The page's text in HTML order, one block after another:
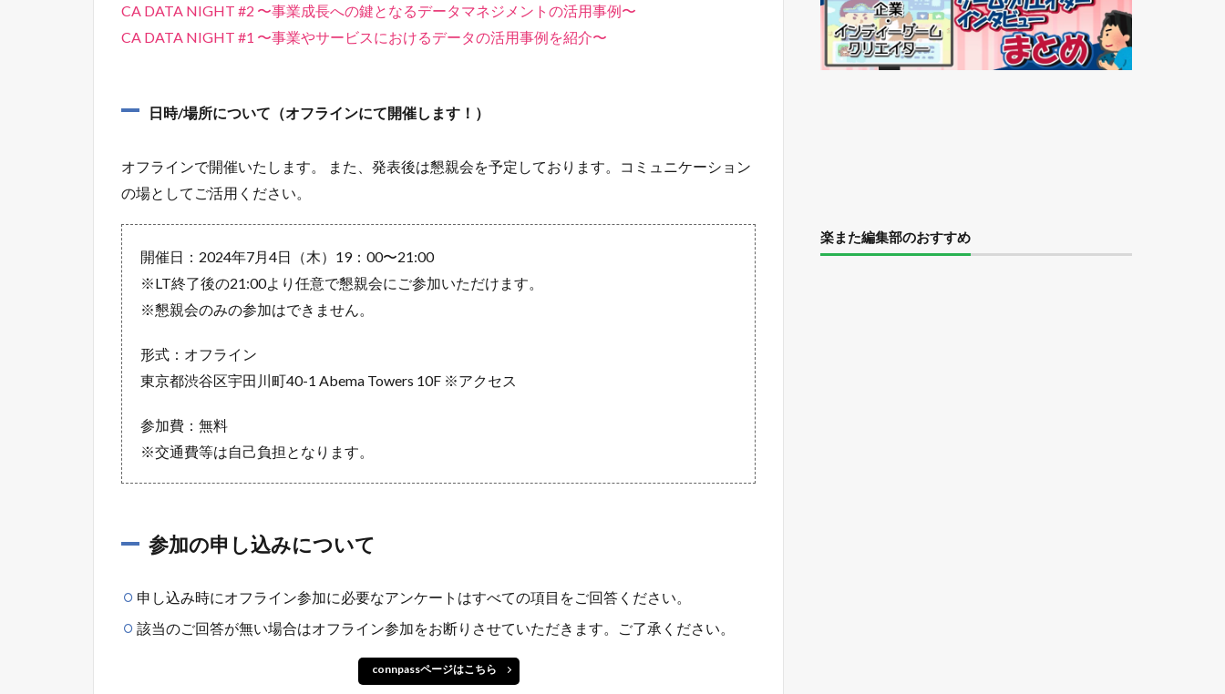
CA DATA NIGHT #2 〜事業成長への鍵となるデータマネジメントの活用事例〜
CA DATA NIGHT #1 〜事業やサービスにおけるデータの活用事例を紹介〜
日時/場所について（オフラインにて開催します！）
オフラインで開催いたします。 また、発表後は懇親会を予定しております。コミュニケーション
の場としてご活用ください。
開催日：2024年7月4日（木）19：00〜21:00
※LT終了後の21:00より任意で懇親会にご参加いただけます。
※懇親会のみの参加はできません。
形式：オフライン
東京都渋谷区宇田川町40-1 Abema Towers 10F ※アクセス
参加費：無料
※交通費等は自己負担となります。
参加の申し込みについて
申し込み時にオフライン参加に必要なアンケートはすべての項目をご回答ください。
該当のご回答が無い場合はオフライン参加をお断りさせていただきます。ご了承ください。
connpassページはこちら
楽また編集部のおすすめ